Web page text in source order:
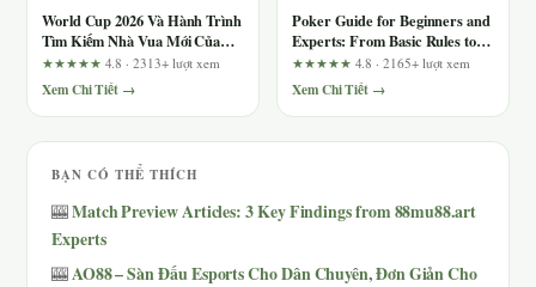
World Cup 2026 Và Hành Trình
Tìm Kiếm Nhà Vua Mới Của
Bóng Đá Thế Giới
★★★★★ 4.8 · 2313+ lượt xem
Xem Chi Tiết →
Poker Guide for Beginners and
Experts: From Basic Rules to
Common Mistakes
(79kingnd.com)
★★★★★ 4.8 · 2165+ lượt xem
Xem Chi Tiết →
BẠN CÓ THỂ THÍCH
🎰Match Preview Articles: 3 Key Findings from 88mu88.art
Experts
🎰AO88 – Sàn Đấu Esports Cho Dân Chuyên, Đơn Giản Cho